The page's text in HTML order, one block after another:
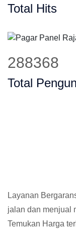
Total Hits
370450
Total
Layanan
jalan dan menjual
Temukan Harga